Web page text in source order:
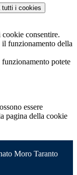
tutti i cookies
cookie consentire.
il funzionamento della
potete
essere
pagina della cookie
Moro Taranto